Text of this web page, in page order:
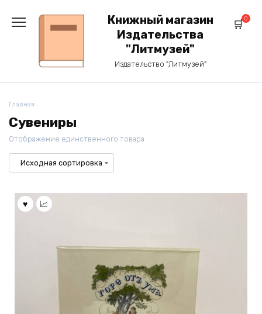
содержанию
Книжный магазин
Издательства
"Литмузей"
Издательство "Литмузей"
0
Главная
Сувениры
Отображение единственного товара